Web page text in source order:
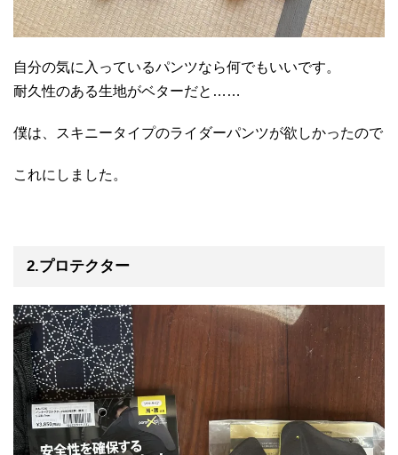
自分の気に入っているパンツなら何でもいいです。
耐久性のある生地がベターだと……
僕は、スキニータイプのライダーパンツが欲しかったので
これにしました。
2.プロテクター